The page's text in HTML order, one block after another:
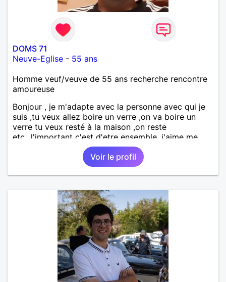
DOMS 71
Neuve-Eglise - 55 ans
Homme veuf/veuve de 55 ans recherche rencontre
amoureuse
Bonjour , je m'adapte avec la personne avec qui je
suis ,tu veux allez boire un verre ,on va boire un
verre tu veux resté à la maison ,on reste
etc...l'important c'est d'etre ensemble .j'aime me
balader , faire du sport , regarder des film , aller au
théatre etc et j'aime par dessus tous rire
Voir le profil